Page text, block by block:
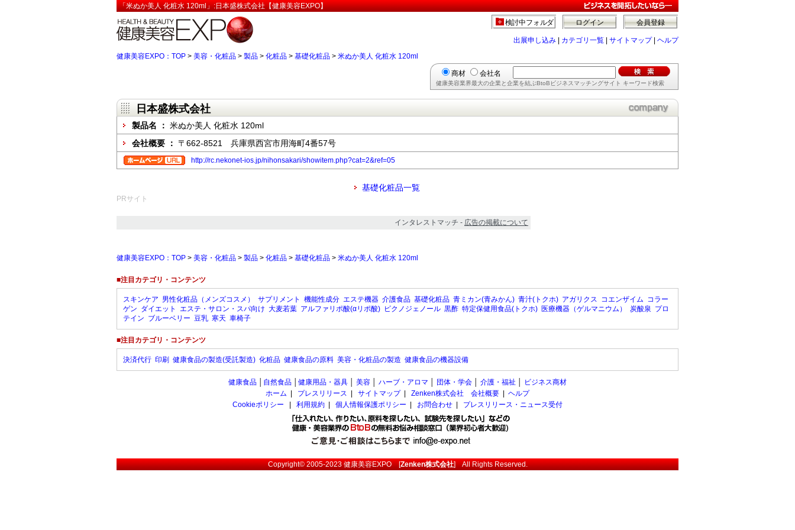
「米ぬか美人 化粧水 120ml」:日本盛株式会社【健康美容EXPO】
会員登録
ログイン
検討中フォルダ
出展申し込み カテゴリ一覧 サイトマップ| ヘルプ
健康美容EXPO：TOP > 美容・化粧品 > 製品 > 化粧品 > 基礎化粧品 > 米ぬか美人 化粧水 120ml
商材 会社名
健康美容業界最大の企業と企業を結ぶBtoBビジネスマッチングサイト キーワード検索
日本盛株式会社
製品名 ： 米ぬか美人 化粧水 120ml
会社概要 ： 〒662-8521 兵庫県西宮市用海町4番57号
http://rc.nekonet-ios.jp/nihonsakari/showitem.php?cat=2&ref=05
基礎化粧品一覧
PRサイト
インタレストマッチ - 広告の掲載について
健康美容EXPO：TOP > 美容・化粧品 > 製品 > 化粧品 > 基礎化粧品 > 米ぬか美人 化粧水 120ml
■注目カテゴリ・コンテンツ
スキンケア 男性化粧品（メンズコスメ） サプリメント 機能性成分 エステ機器 介護食品 基礎化粧品 青ミカン(青みかん) 青汁(トクホ) アガリクス コエンザイム コラー
ゲン ダイエット エステ・サロン・スパ向け 大麦若葉 アルファリポ酸(αリポ酸) ピクノジェノール 黒酢 特定保健用食品(トクホ) 医療機器（ゲルマニウム） 炭酸泉 プロ
テイン ブルーベリー 豆乳 寒天 車椅子
■注目カテゴリ・コンテンツ
決済代行 印刷 健康食品の製造(受託製造) 化粧品 健康食品の原料 美容・化粧品の製造 健康食品の機器設備
健康食品 自然食品 健康用品・器具 美容 ハーブ・アロマ 団体・学会 介護・福祉
ビジネス商材
ホーム
プレスリリース サイトマップ| Zenken株式会社 会社概要
ヘルプ
Cookieポリシー
利用規約 個人情報保護ポリシー お問合わせ プレスリリース・ニュース受付
Copyright© 2005-2023健康美容EXPO[Zenken株式会社] All Rights Reserved.